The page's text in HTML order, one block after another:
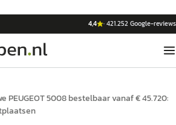
4,4 ·421.252Google-reviews
PEUGEOT 5008 bestelbaar vanaf € 45.720: